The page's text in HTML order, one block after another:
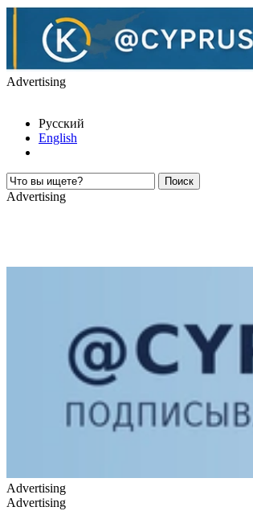
Advertising
Русский
English
Advertising
Advertising
Advertising